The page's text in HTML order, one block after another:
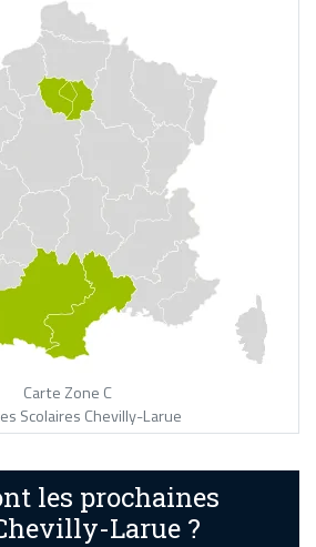
Carte Zone C
Scolaires Chevilly-Larue
les prochaines
Larue ?